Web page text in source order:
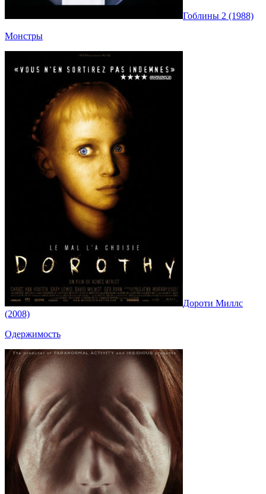
Гоблины 2 (1988)
Монстры
Дороти Миллс
(2008)
Одержимость